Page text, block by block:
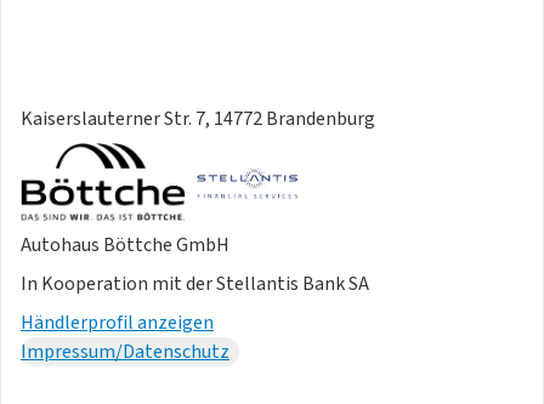
Kaiserslauterner Str. 7, 14772 Brandenburg
Autohaus Böttche GmbH
In Kooperation mit der Stellantis Bank SA
Händlerprofil anzeigen
Impressum/Datenschutz